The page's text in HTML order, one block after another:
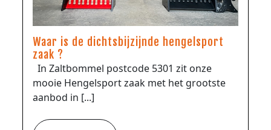
Waar is de dichtsbijzijnde hengelsport
zaak ?
In Zaltbommel postcode 5301 zit onze
mooie Hengelsport zaak met het grootste
aanbod in [...]